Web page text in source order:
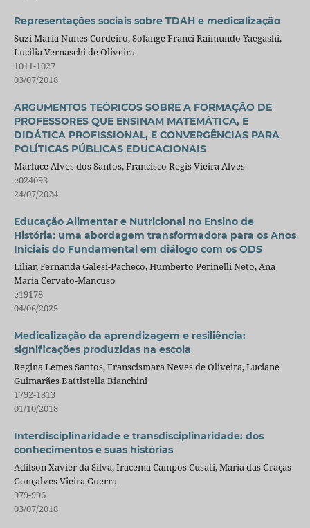
Representações sociais sobre TDAH e medicalização
Suzi Maria Nunes Cordeiro, Solange Franci Raimundo Yaegashi,
Lucilia Vernaschi de Oliveira
1011-1027
03/07/2018
ARGUMENTOS TEÓRICOS SOBRE A FORMAÇÃO DE
PROFESSORES QUE ENSINAM MATEMÁTICA, E
DIDÁTICA PROFISSIONAL, E CONVERGÊNCIAS PARA
POLÍTICAS PÚBLICAS EDUCACIONAIS
Marluce Alves dos Santos, Francisco Regis Vieira Alves
e024093
24/07/2024
Educação Alimentar e Nutricional no Ensino de
História: uma abordagem transformadora para os Anos
Iniciais do Fundamental em diálogo com os ODS
Lilian Fernanda Galesi-Pacheco, Humberto Perinelli Neto, Ana
Maria Cervato-Mancuso
e19178
04/06/2025
Medicalização da aprendizagem e resiliência:
significações produzidas na escola
Regina Lemes Santos, Franscismara Neves de Oliveira, Luciane
Guimarães Battistella Bianchini
1792-1813
01/10/2018
Interdisciplinaridade e transdisciplinaridade: dos
conhecimentos e suas histórias
Adilson Xavier da Silva, Iracema Campos Cusati, Maria das Graças
Gonçalves Vieira Guerra
979-996
03/07/2018